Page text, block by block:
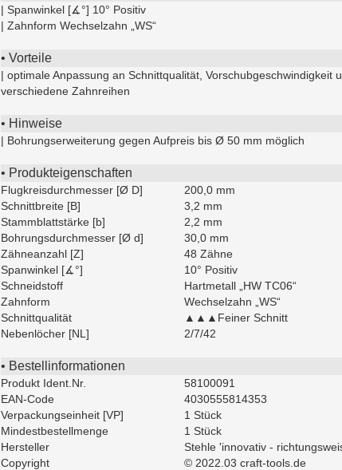
| Spanwinkel [∡°] 10° Positiv
| Zahnform Wechselzahn „WS“
• Vorteile
| optimale Anpassung an Schnittqualität, Vorschubgeschwindigkeit
verschiedene Zahnreihen
• Hinweise
| Bohrungserweiterung gegen Aufpreis bis Ø 50 mm möglich
• Produkteigenschaften
Flugkreisdurchmesser [Ø D]
200,0 mm
Schnittbreite [B]
3,2 mm
Stammblattstärke [b]
2,2 mm
Bohrungsdurchmesser [Ø d]
30,0 mm
Zähneanzahl [Z]
48 Zähne
Spanwinkel [∡°]
10° Positiv
Schneidstoff
Hartmetall „HW TC06“
Zahnform
Wechselzahn „WS“
Schnittqualität
▲▲▲Feiner Schnitt
Nebenlöcher [NL]
2/7/42
• Bestellinformationen
Produkt Ident.Nr.
58100091
EAN-Code
4030555814353
Verpackungseinheit [VP]
1 Stück
Mindestbestellmenge
1 Stück
Hersteller
Stehle 'innovativ -
Copyright
© 2022.03 craft-tools.de